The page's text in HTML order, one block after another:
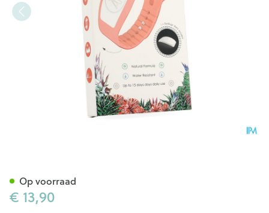
€ 13,90
Op voorraad